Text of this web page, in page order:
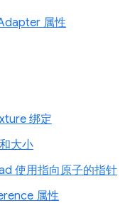
属性
绑定
大小
使用指向原子的指针
属性